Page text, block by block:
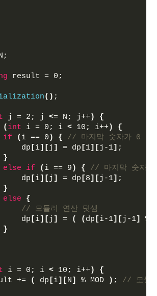
result = 0;
() ;
j = 2; j <= N; j++)
{
( int i = 0; i < 10; i++)
{
if
( i == 0 ) {
// 마지막 숫자가 0
dp
[i][j ] = dp [1][j-1] ;
}
else
if ( i == 9 ) {
// 마지막 숫자
dp
[i][j ] = dp [8][j-1] ;
}
else
{
// 모듈러 연산 덧셈
dp
[i][j ] = ( ( dp [i-1][j-1]
%
}
i = 0; i < 10; i++)
{
+=
( dp [i][N] % MOD ) ; // 모듈